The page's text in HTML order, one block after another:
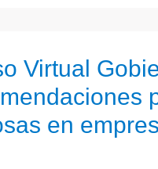
Virtual
en